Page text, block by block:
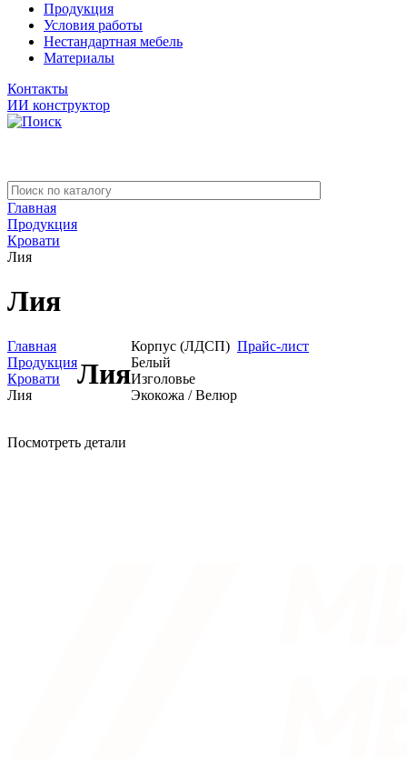
Продукция
Условия работы
Нестандартная мебель
Материалы
Контакты
ИИ конструктор
Главная
Продукция
Кровати
Лия
Лия
Главная
Продукция
Кровати
Лия
Лия
Корпус (ЛДСП)
Белый
Изголовье
Экокожа / Велюр
Прайс-лист
Посмотреть детали